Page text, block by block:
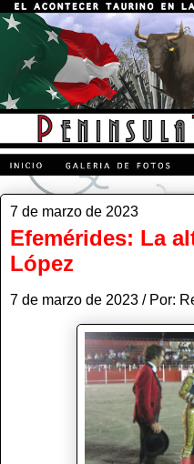
7 de marzo de 2023
Efemérides: La
López
7 de marzo de 2023 / Por: